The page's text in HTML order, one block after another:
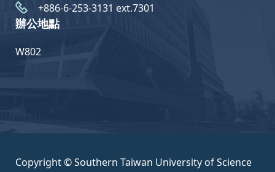
+886-6-253-3131 ext.7301
辦公地點
W802
Copyright © Southern Taiwan University of Science